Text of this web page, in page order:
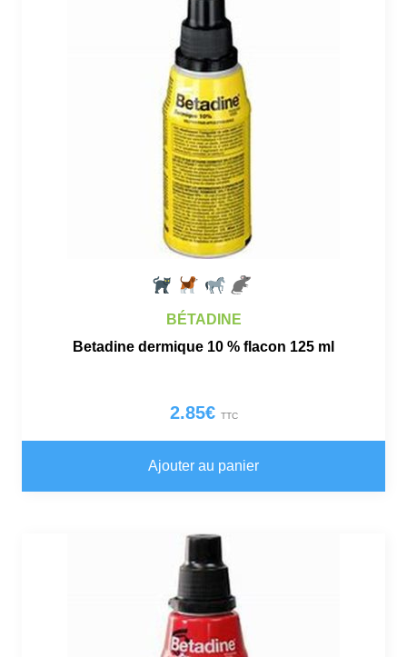
BÉTADINE
Betadine dermique 10 % flacon 125 ml
2.85€ TTC
Ajouter au panier